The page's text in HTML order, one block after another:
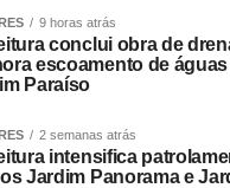
9 horas atrás
conclui obra de
escoamento de
Paraíso
2 semanas atrás
intensifica
Jardim Panorama e